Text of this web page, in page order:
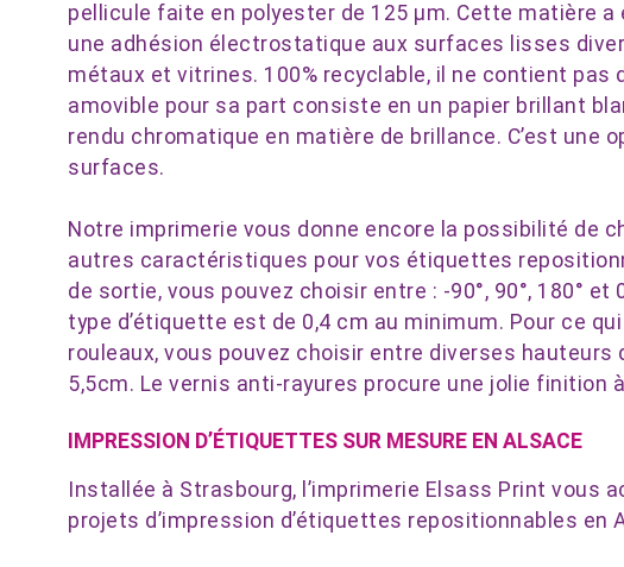
pellicule faite en polyester de 125 μm. Cette matière
une adhésion électrostatique aux surfaces lisses
métaux et vitrines. 100% recyclable, il ne contient pas
amovible pour sa part consiste en un papier brillant
rendu chromatique en matière de brillance. C’est une
surfaces.
Notre imprimerie vous donne encore la possibilité de
autres caractéristiques pour vos étiquettes
de sortie, vous pouvez choisir entre : -90°, 90°, 180° et
type d’étiquette est de 0,4 cm au minimum. Pour ce
rouleaux, vous pouvez choisir entre diverses hauteurs
5,5cm. Le vernis anti-rayures procure une jolie finition
IMPRESSION D’ÉTIQUETTES SUR MESURE EN ALSACE
Installée à Strasbourg, l’imprimerie Elsass Print vous
projets d’impression d’étiquettes repositionnables en